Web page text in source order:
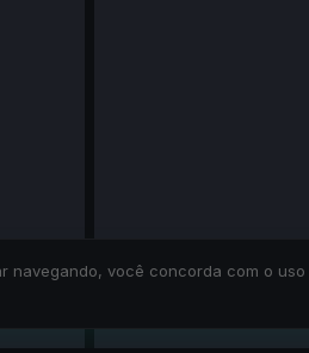
navegando, você concorda com o